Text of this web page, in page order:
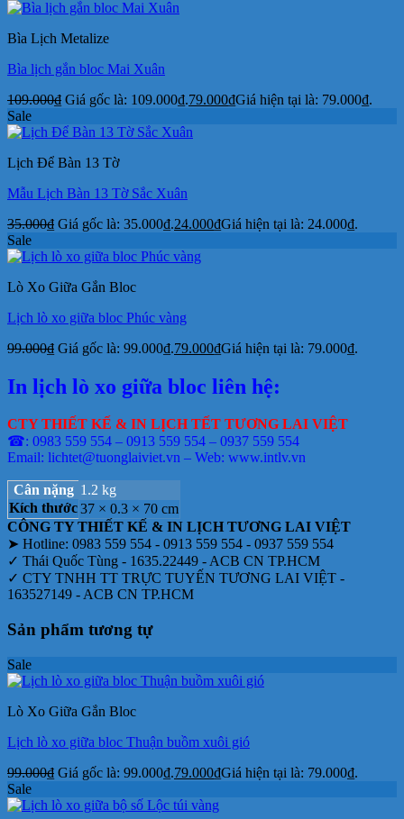
Bìa Lịch Metalize
Bìa lịch gắn bloc Mai Xuân
109.000₫ Giá gốc là: 109.000₫.79.000₫Giá hiện tại là: 79.000₫.
Sale
Lịch Để Bàn 13 Tờ
Mẫu Lịch Bàn 13 Tờ Sắc Xuân
35.000₫ Giá gốc là: 35.000₫.24.000₫Giá hiện tại là: 24.000₫.
Sale
Lò Xo Giữa Gắn Bloc
Lịch lò xo giữa bloc Phúc vàng
99.000₫ Giá gốc là: 99.000₫.79.000₫Giá hiện tại là: 79.000₫.
In lịch lò xo giữa bloc liên hệ:
CTY THIẾT KẾ & IN LỊCH TẾT TƯƠNG LAI VIỆT
☎: 0983 559 554 – 0913 559 554 – 0937 559 554
Email: lichtet@tuonglaiviet.vn – Web: www.intlv.vn
Cân nặng 1.2 kg
Kích thước37 × 0.3 × 70 cm
CÔNG TY THIẾT KẾ & IN LỊCH TƯƠNG LAI VIỆT
➤ Hotline: 0983 559 554 - 0913 559 554 - 0937 559 554
✓ Thái Quốc Tùng - 1635.22449 - ACB CN TP.HCM
✓ CTY TNHH TT TRỰC TUYẾN TƯƠNG LAI VIỆT -
163527149 - ACB CN TP.HCM
Sản phẩm tương tự
Sale
Lò Xo Giữa Gắn Bloc
Lịch lò xo giữa bloc Thuận buồm xuôi gió
99.000₫ Giá gốc là: 99.000₫.79.000₫Giá hiện tại là: 79.000₫.
Sale